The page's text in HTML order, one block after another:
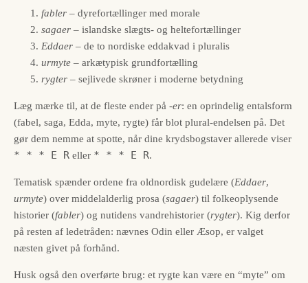
fabler – dyrefortællinger med morale
sagaer – islandske slægts- og heltefortællinger
Eddaer – de to nordiske eddakvad i pluralis
urmyte – arkætypisk grundfortælling
rygter – sejlivede skrøner i moderne betydning
Læg mærke til, at de fleste ender på -er: en oprindelig entalsform
(fabel, saga, Edda, myte, rygte) får blot plural-endelsen på. Det
gør dem nemme at spotte, når dine krydsbogstaver allerede viser
* * * E R eller * * * E R.
Tematisk spænder ordene fra oldnordisk gudelære (Eddaer,
urmyte) over middelalderlig prosa (sagaer) til folkeoplysende
historier (fabler) og nutidens vandrehistorier (rygter). Kig derfor
på resten af ledetråden: nævnes Odin eller Æsop, er valget
næsten givet på forhånd.
Husk også den overførte brug: et rygte kan være en “myte” om